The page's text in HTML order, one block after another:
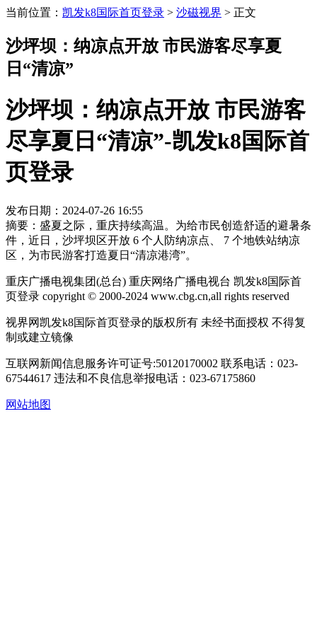
当前位置： 凯发k8国际首页登录 > 沙磁视界 > 正文
沙坪坝：纳凉点开放 市民游客尽享夏
日“清凉”
沙坪坝：纳凉点开放 市民游客
尽享夏日“清凉”-凯发k8国际首
页登录
发布日期：2024-07-26 16:55
摘要：盛夏之际，重庆持续高温。为给市民创造舒适的避暑条
件，近日，沙坪坝区开放 6 个人防纳凉点、 7 个地铁站纳凉
区，为市民游客打造夏日“清凉港湾”。
重庆广播电视集团(总台) 重庆网络广播电视台 凯发k8国际首
页登录 copyright © 2000-2024 www.cbg.cn,all rights reserved
视界网凯发k8国际首页登录的版权所有 未经书面授权 不得复
制或建立镜像
互联网新闻信息服务许可证号:50120170002 联系电话：023-
67544617 违法和不良信息举报电话：023-67175860
网站地图